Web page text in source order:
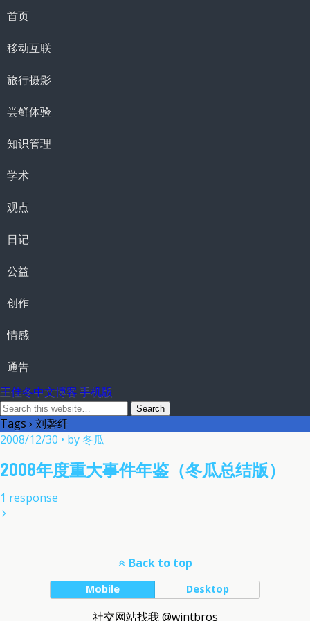
首页
移动互联
旅行摄影
尝鲜体验
知识管理
学术
观点
日记
公益
创作
情感
通告
王佳冬中文博客 手机版
Tags › 刘磬纤
2008/12/30 • by 冬瓜
2008年度重大事件年鉴（冬瓜总结版）
1 response
Back to top
Mobile Desktop
社交网站找我 @wintbros